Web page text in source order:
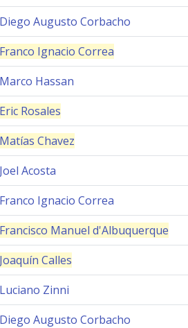
Diego Augusto Corbacho
Franco Ignacio Correa
Marco Hassan
Eric Rosales
Matías Chavez
Joel Acosta
Franco Ignacio Correa
Francisco Manuel d'Albuquerque
Joaquín Calles
Luciano Zinni
Diego Augusto Corbacho